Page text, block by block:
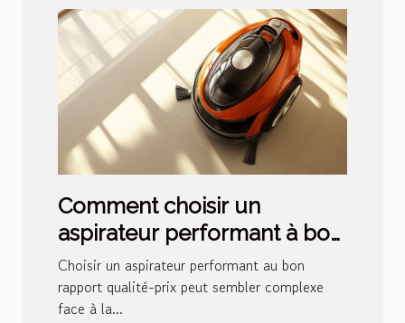
Comment choisir un
aspirateur performant à bon
rapport qualité-prix ?
Choisir un aspirateur performant au bon
rapport qualité-prix peut sembler complexe
face à la...